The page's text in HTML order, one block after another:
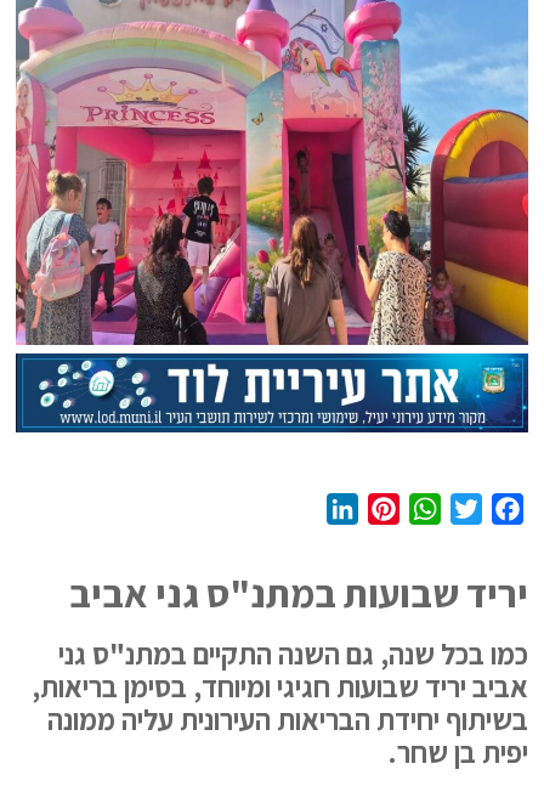
e
o
o
k
t
e
r
W
t
A
p
p
t
r
e
s
k
d
I
n
יריד שבועות במתנ"ס גני אביב
כמו בכל שנה, גם השנה התקיים במתנ"ס גני
אביב יריד שבועות חגיגי ומיוחד, בסימן בריאות,
בשיתוף יחידת הבריאות העירונית עליה ממונה
יפית בן שחר.